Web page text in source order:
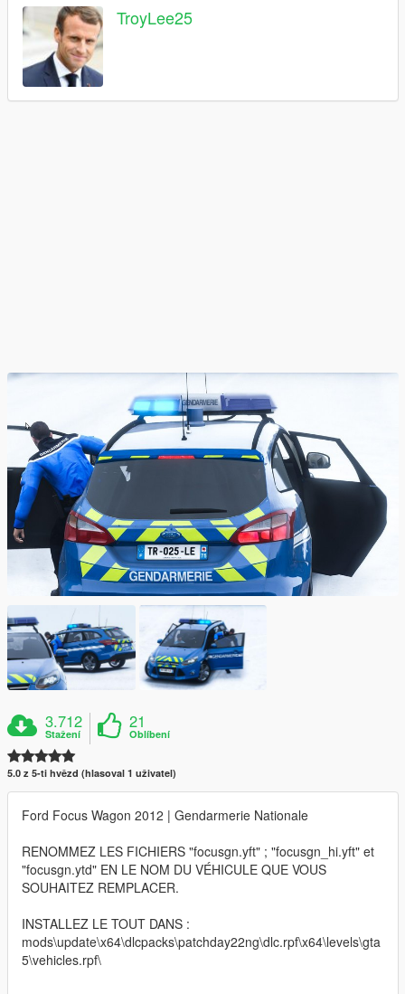
TroyLee25
3.712
Stažení
21
Oblíbení
5.0 z 5-ti hvězd (hlasoval 1 uživatel)
Ford Focus Wagon 2012 | Gendarmerie Nationale
RENOMMEZ LES FICHIERS "focusgn.yft" ; "focusgn_hi.yft" et
"focusgn.ytd" EN LE NOM DU VÉHICULE QUE VOUS
SOUHAITEZ REMPLACER.
INSTALLEZ LE TOUT DANS :
mods\update\x64\dlcpacks\patchday22ng\dlc.rpf\x64\levels\gta
5\vehicles.rpf\